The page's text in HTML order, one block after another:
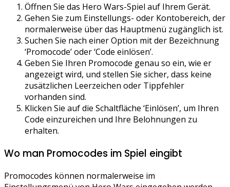
Öffnen Sie das Hero Wars-Spiel auf Ihrem Gerät.
Gehen Sie zum Einstellungs- oder Kontobereich, der
normalerweise über das Hauptmenü zugänglich ist.
Suchen Sie nach einer Option mit der Bezeichnung
‘Promocode’ oder ‘Code einlösen’.
Geben Sie Ihren Promocode genau so ein, wie er
angezeigt wird, und stellen Sie sicher, dass keine
zusätzlichen Leerzeichen oder Tippfehler
vorhanden sind.
Klicken Sie auf die Schaltfläche ‘Einlösen’, um Ihren
Code einzureichen und Ihre Belohnungen zu
erhalten.
Wo man Promocodes im Spiel eingibt
Promocodes können normalerweise im